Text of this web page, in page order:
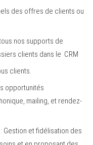
des offres de clients ou
nos supports de
clients dans le CRM
clients.
opportunités
mailing, et rendez-
et fidélisation des